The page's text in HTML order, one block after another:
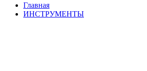
Главная
ИНСТРУМЕНТЫ